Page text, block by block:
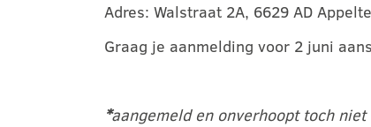
Adres: Walstraat 2A, 6629 AD
Graag je aanmelding voor 2 juni
*aangemeld en onverhoopt toch